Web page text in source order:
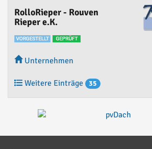
RolloRieper - Rouven
Rieper e.K.
Unternehmen
Weitere Einträge 35